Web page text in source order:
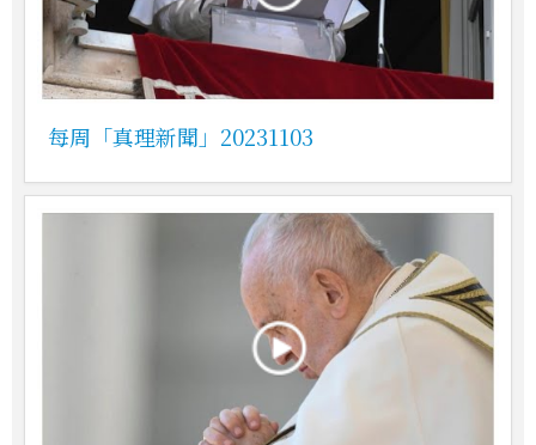
每周「真理新聞」20231103